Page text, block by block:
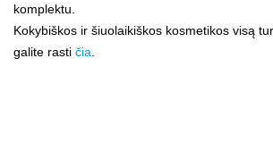
komplektu.
Kokybiškos ir šiuolaikiškos kosmetikos visą
galite rasti čia